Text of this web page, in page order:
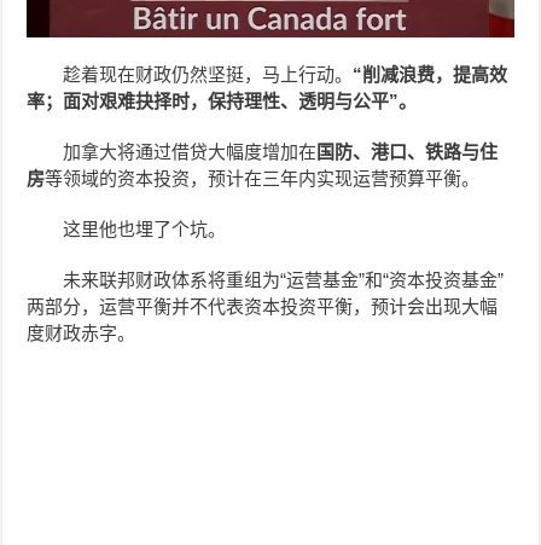
趁着现在财政仍然坚挺，马上行动。 “削减浪费，提高效
率；面对艰难抉择时，保持理性、透明与公平”。
加拿大将通过借贷大幅度增加在 国防、港口、铁路与住
房等领域的资本投资，预计在三年内实现运营预算平衡。
这里他也埋了个坑。
未来联邦财政体系将重组为“运营基金”和“资本投资基金”
两部分，运营平衡并不代表资本投资平衡，预计会出现大幅
度财政赤字。